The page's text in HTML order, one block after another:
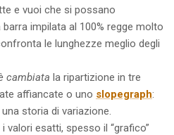
e vuoi che si possano
impilata al 100% regge molto
le lunghezze meglio degli
cambiata la ripartizione in tre
affiancate o uno slopegraph:
storia di variazione.
valori esatti, spesso il “grafico”